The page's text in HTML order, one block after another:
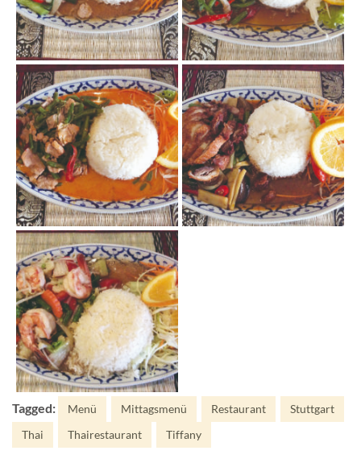
Tagged: Menü Mittagsmenü Restaurant
Stuttgart
Thai
Thairestaurant Tiffany